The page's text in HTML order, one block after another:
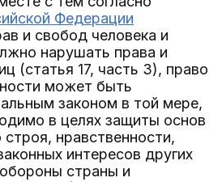
Федерации
и свобод человека и
нарушать права и
(статья 17, часть 3), право
может быть
законом в той мере,
в целях защиты основ
строя, нравственности,
интересов других
страны и